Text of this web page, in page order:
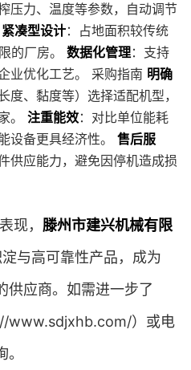
压力、温度等参数，自动调节
紧凑型设计：占地面积较传统
的厂房。 数据化管理：支持
业优化工艺。 采购指南 明确
度、黏度等）选择适配机型，
。 注重能效：对比单位能耗
设备更具经济性。 售后服
供应能力，避免因停机造成损
现， 滕州市建兴机械有限
与高可靠性产品，成为
供应商。如需进一步了
www.sdjxhb.com/）或电